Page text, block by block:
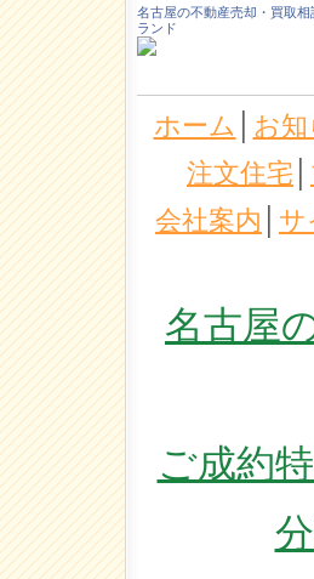
名古屋の不動産売却・買取
ランド
ホーム お
注文住宅
会社案内
サ
名古屋
ご成約